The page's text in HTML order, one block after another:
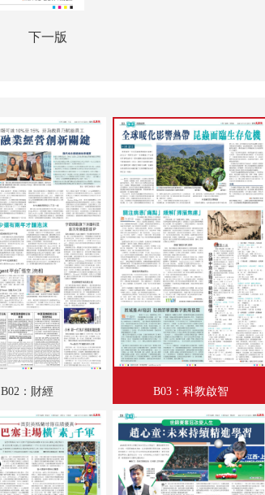
下一版
A18：集思匯
A19：國際
A20：國際
B01：財經
B02：財經
B03：科教啟智
B04：采風
B06：娛樂
B07：體育
B08：體育
B02：財經 B03：科教啟智